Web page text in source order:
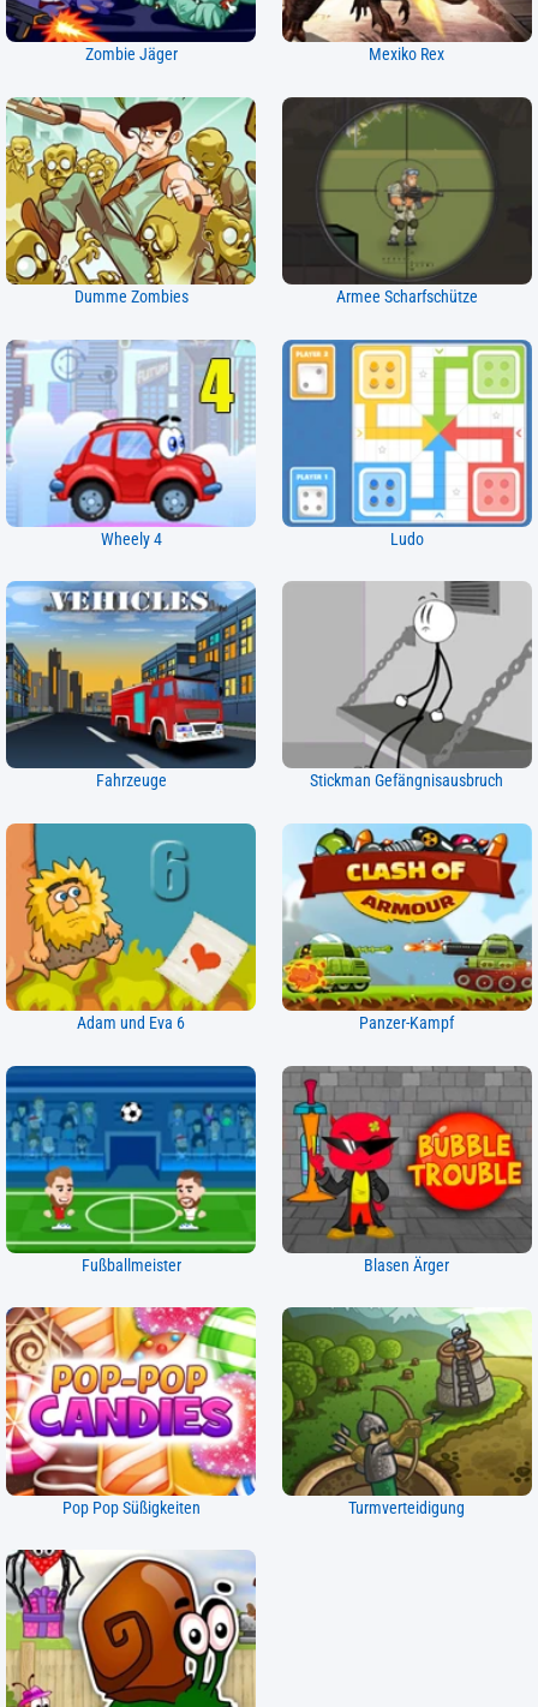
Zombie Jäger Mexiko Rex
Dumme Zombies Armee Scharfschütze
Wheely 4 Ludo
Fahrzeuge Stickman Gefängnisausbruch
Adam und Eva 6 Panzer-Kampf
Fußballmeister Blasen Ärger
Pop Pop Süßigkeiten Turmverteidigung